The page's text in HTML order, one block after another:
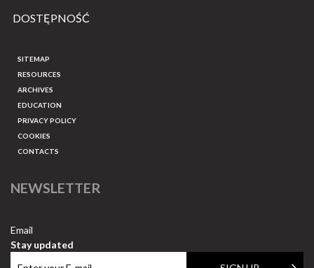
DOSTĘPNOŚĆ
SITEMAP
RESOURCES
ARCHIVES
EDUCATION
PRIVACY POLICY
COOKIES
CONTACTS
NEWSLETTER
Email
Stay updated